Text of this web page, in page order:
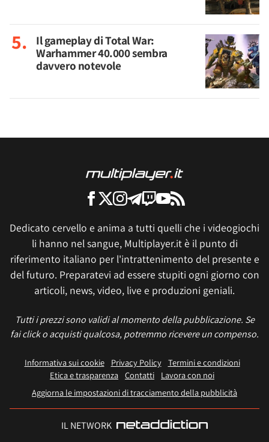
Il gameplay di Total War:
Warhammer 40.000 sembra
davvero notevole
Dedicato cervello e anima a tutti quelli che i videogiochi
li hanno nel sangue, Multiplayer.it è il punto di
riferimento italiano per l'intrattenimento del presente e
del futuro. Preparatevi ad essere stupiti ogni giorno con
articoli, news, video, live e produzioni geniali.
Tutti i prezzi sono validi al momento della pubblicazione. Se
fai click o acquisti qualcosa, potremmo ricevere un compenso.
Informativa sui cookie Privacy Policy
Termini e condizioni
Etica e trasparenza Contatti
Lavora con noi
Aggiorna le impostazioni di tracciamento della pubblicità
IL NETWORK